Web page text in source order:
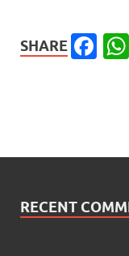
SHARE
RECENT